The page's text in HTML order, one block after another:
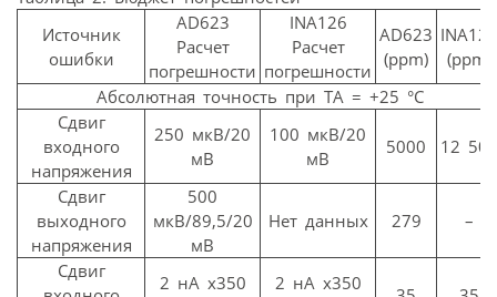
Источник
ошибки
AD623
Расчет
погрешности
INА126
Расчет
погрешности
AD623
(ppm)
INА126
(ppm)
Абсолютная точность при TA = +25 °C
Сдвиг
входного
напряжения
250 мкВ/20
мВ
100 мкВ/20
мВ
5000 12 500
Сдвиг
выходного
напряжения
500
мкВ/89,5/20
мВ
Нет данных 279 –
Сдвиг
2 нА x350
2 нА x350